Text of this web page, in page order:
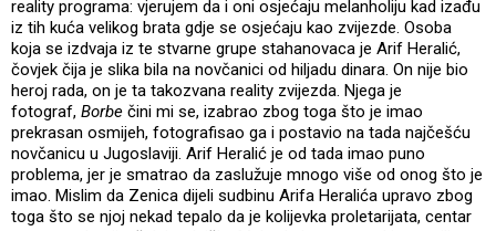
reality programa: vjerujem da i oni osjećaju melanholiju kad izađu
iz tih kuća velikog brata gdje se osjećaju kao zvijezde. Osoba
koja se izdvaja iz te stvarne grupe stahanovaca je Arif Heralić,
čovjek čija je slika bila na novčanici od hiljadu dinara. On nije bio
heroj rada, on je ta takozvana reality zvijezda. Njega je
fotograf, Borbe čini mi se, izabrao zbog toga što je imao
prekrasan osmijeh, fotografisao ga i postavio na tada najčešću
novčanicu u Jugoslaviji. Arif Heralić je od tada imao puno
problema, jer je smatrao da zaslužuje mnogo više od onog što je
imao. Mislim da Zenica dijeli sudbinu Arifa Heralića upravo zbog
toga što se njoj nekad tepalo da je kolijevka proletarijata, centar